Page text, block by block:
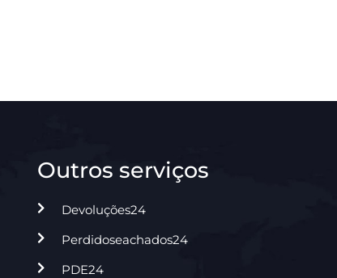
Outros serviços
Devoluções24
Perdidoseachados24
PDE24